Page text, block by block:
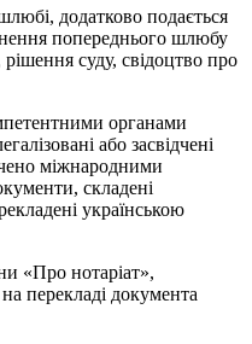
додатково подається
попереднього шлюбу
суду, свідоцтво про
органами
або засвідчені
міжнародними
складені
українською
«Про нотаріат»,
перекладі документа